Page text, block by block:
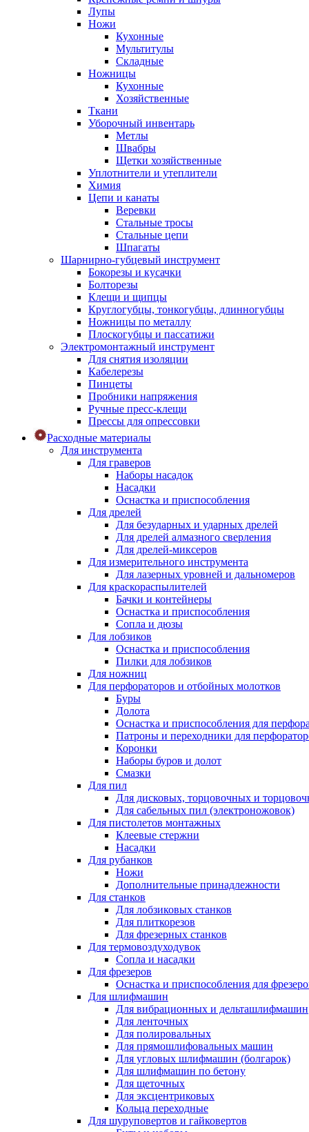
Лупы
Ножи
Кухонные
Мультитулы
Складные
Ножницы
Кухонные
Хозяйственные
Ткани
Уборочный инвентарь
Метлы
Швабры
Щетки хозяйственные
Уплотнители и утеплители
Химия
Цепи и канаты
Веревки
Стальные тросы
Стальные цепи
Шпагаты
Шарнирно-губцевый инструмент
Бокорезы и кусачки
Болторезы
Клещи и щипцы
Круглогубцы, тонкогубцы, длинногубцы
Ножницы по металлу
Плоскогубцы и пассатижи
Электромонтажный инструмент
Для снятия изоляции
Кабелерезы
Пинцеты
Пробники напряжения
Ручные пресс-клещи
Прессы для опрессовки
Расходные материалы
Для инструмента
Для граверов
Наборы насадок
Насадки
Оснастка и приспособления
Для дрелей
Для безударных и ударных дрелей
Для дрелей алмазного сверления
Для дрелей-миксеров
Для измерительного инструмента
Для лазерных уровней и дальномеров
Для краскораспылителей
Бачки и контейнеры
Оснастка и приспособления
Сопла и дюзы
Для лобзиков
Оснастка и приспособления
Пилки для лобзиков
Для ножниц
Для перфораторов и отбойных молотков
Буры
Долота
Оснастка и приспособления для
Патроны и переходники для
Коронки
Наборы буров и долот
Смазки
Для пил
Для дисковых, торцовочных и
Для сабельных пил (электроножовок)
Для пистолетов монтажных
Клеевые стержни
Насадки
Для рубанков
Ножи
Дополнительные принадлежности
Для станков
Для лобзиковых станков
Для плиткорезов
Для фрезерных станков
Для термовоздуходувок
Сопла и насадки
Для фрезеров
Оснастка и приспособления для
Для шлифмашин
Для вибрационных и дельташлифмашин
Для ленточных
Для полировальных
Для прямошлифовальных машин
Для угловых шлифмашин (болгарок)
Для шлифмашин по бетону
Для щеточных
Для эксцентриковых
Кольца переходные
Для шуруповертов и гайковертов